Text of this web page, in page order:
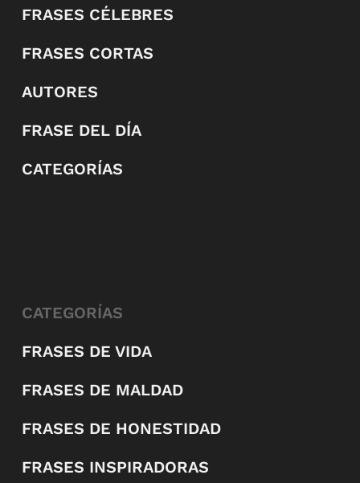
FRASES CÉLEBRES
FRASES CORTAS
AUTORES
FRASE DEL DÍA
CATEGORÍAS
CATEGORÍAS
FRASES DE VIDA
FRASES DE MALDAD
FRASES DE HONESTIDAD
FRASES INSPIRADORAS